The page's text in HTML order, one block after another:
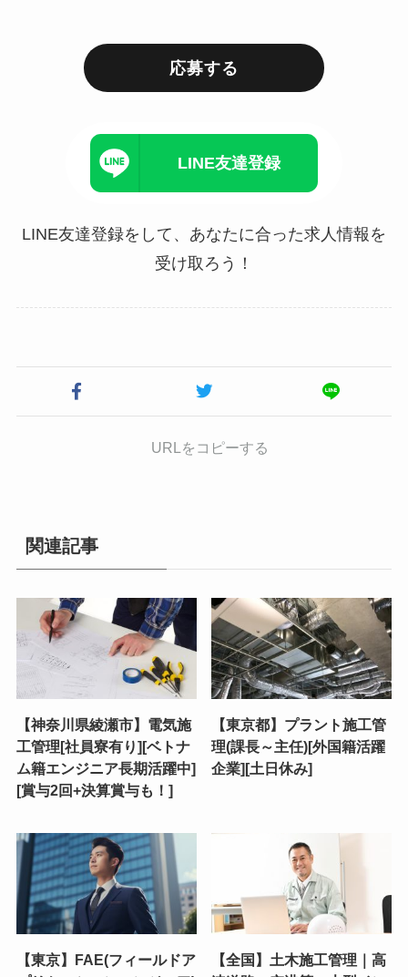
応募する
LINE友達登録
LINE友達登録をして、あなたに合った求人情報を
受け取ろう！
URLをコピーする
関連記事
【神奈川県綾瀬市】電気施
工管理[社員寮有り][ベトナ
ム籍エンジニア長期活躍中]
[賞与2回+決算賞与も！]
【東京都】プラント施工管
理(課長～主任)[外国籍活躍
企業][土日休み]
【東京】FAE(フィールドア
【全国】土木施工管理｜高